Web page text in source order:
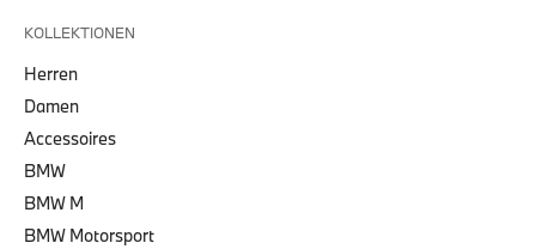
KOLLEKTIONEN
Herren
Damen
Accessoires
BMW
BMW M
BMW Motorsport